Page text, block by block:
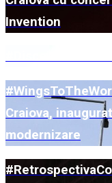
Invention
Craiova,
modernizare